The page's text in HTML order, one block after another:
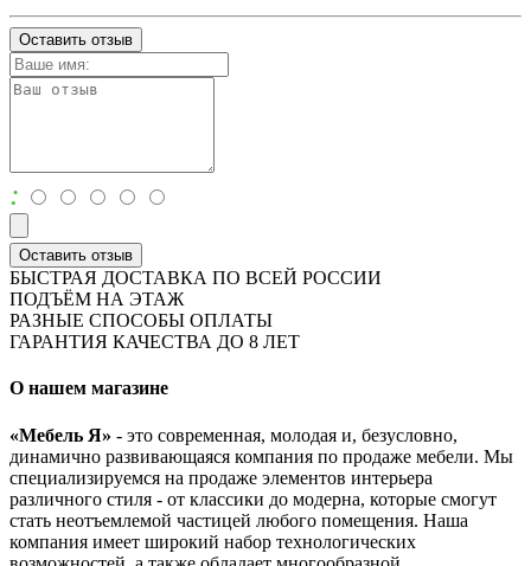
Оставить отзыв
:
Оставить отзыв
БЫСТРАЯ ДОСТАВКА ПО ВСЕЙ РОССИИ
ПОДЪЁМ НА ЭТАЖ
РАЗНЫЕ СПОСОБЫ ОПЛАТЫ
ГАРАНТИЯ КАЧЕСТВА ДО 8 ЛЕТ
О нашем магазине
«Мебель Я» - это современная, молодая и, безусловно,
динамично развивающаяся компания по продаже мебели. Мы
специализируемся на продаже элементов интерьера
различного стиля - от классики до модерна, которые смогут
стать неотъемлемой частицей любого помещения. Наша
компания имеет широкий набор технологических